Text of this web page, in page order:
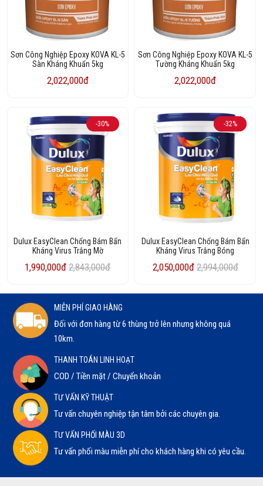
Sơn Công Nghiệp Epoxy KOVA KL-5
Sàn Kháng Khuẩn 5kg
2,022,000đ
Sơn Công Nghiệp Epoxy KOVA KL-5
Tường Kháng Khuẩn 5kg
2,022,000đ
-30%
Dulux EasyClean Chống Bám Bẩn
Kháng Virus Trắng Mờ
1,990,000đ 2,843,000đ
-32%
HOT
Dulux EasyClean Chống Bám Bẩn
Kháng Virus Trắng Bóng
2,050,000đ 2,994,000đ
MIỄN PHÍ GIAO HÀNG
Đối với đơn hàng từ 6 thùng trở lên nhưng không quá
10km.
THANH TOÁN LINH HOẠT
COD / Tiền mặt / Chuyển khoản
TƯ VẤN KỸ THUẬT
Tư vấn chuyên nghiệp tận tâm bởi các chuyên gia.
TƯ VẤN PHỐI MÀU 3D
Tư vấn phối màu miễn phí cho khách hàng khi có yêu cầu.